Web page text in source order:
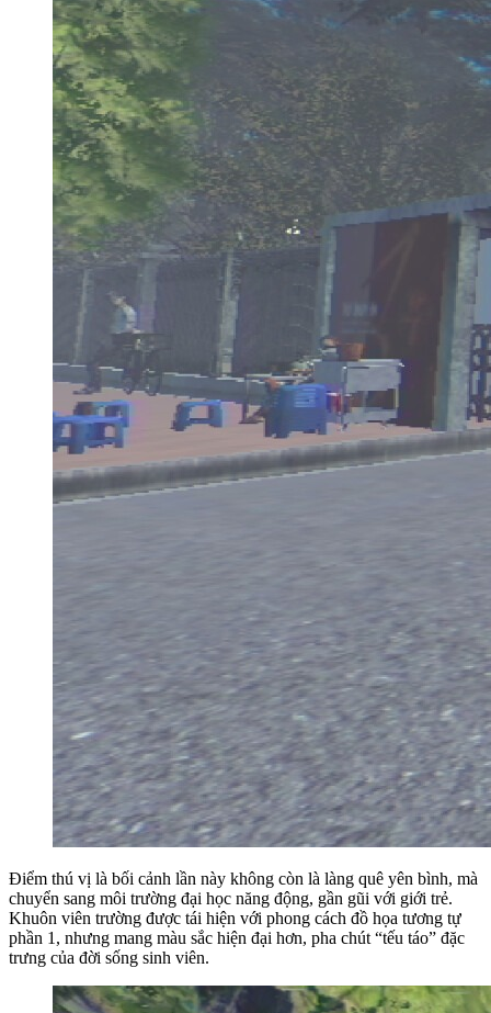
Điểm thú vị là bối cảnh lần này không còn là làng quê yên bình, mà
chuyển sang môi trường đại học năng động, gần gũi với giới trẻ.
Khuôn viên trường được tái hiện với phong cách đồ họa tương tự
phần 1, nhưng mang màu sắc hiện đại hơn, pha chút “tếu táo” đặc
trưng của đời sống sinh viên.